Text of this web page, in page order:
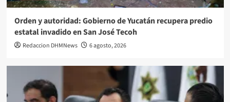
Orden y autoridad: Gobierno de Yucatán recupera predio
estatal invadido en San José Tecoh
Redaccion DHMNews 6 agosto, 2026